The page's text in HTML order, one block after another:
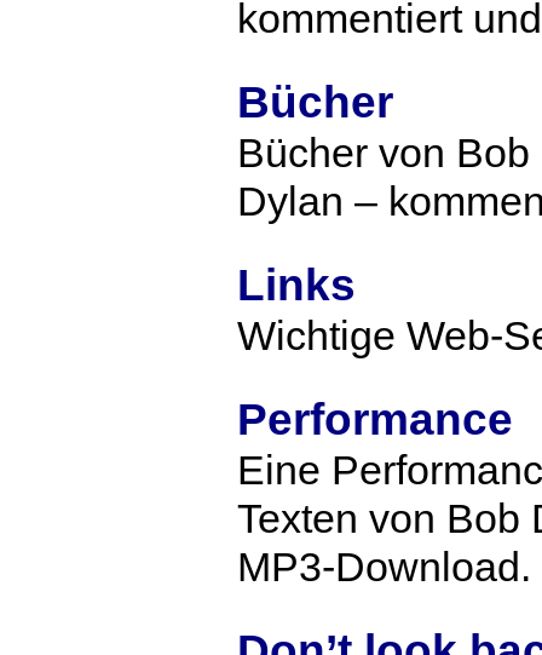
kommentiert
Bücher
Bücher von
Dylan –
Links
Wichtige Web-
Performance
Eine
Texten von Bob
MP3-Download.